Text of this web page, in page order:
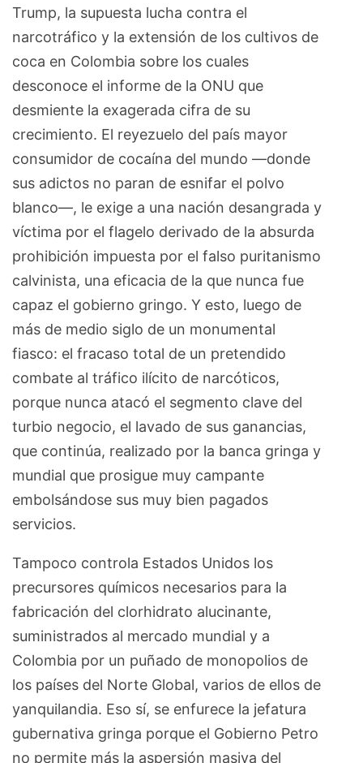
Trump, la supuesta lucha contra el
narcotráfico y la extensión de los cultivos de
coca en Colombia sobre los cuales
desconoce el informe de la ONU que
desmiente la exagerada cifra de su
crecimiento. El reyezuelo del país mayor
consumidor de cocaína del mundo —donde
sus adictos no paran de esnifar el polvo
blanco—, le exige a una nación desangrada y
víctima por el flagelo derivado de la absurda
prohibición impuesta por el falso puritanismo
calvinista, una eficacia de la que nunca fue
capaz el gobierno gringo. Y esto, luego de
más de medio siglo de un monumental
fiasco: el fracaso total de un pretendido
combate al tráfico ilícito de narcóticos,
porque nunca atacó el segmento clave del
turbio negocio, el lavado de sus ganancias,
que continúa, realizado por la banca gringa y
mundial que prosigue muy campante
embolsándose sus muy bien pagados
servicios.
Tampoco controla Estados Unidos los
precursores químicos necesarios para la
fabricación del clorhidrato alucinante,
suministrados al mercado mundial y a
Colombia por un puñado de monopolios de
los países del Norte Global, varios de ellos de
yanquilandia. Eso sí, se enfurece la jefatura
gubernativa gringa porque el Gobierno Petro
no permite más la aspersión masiva del